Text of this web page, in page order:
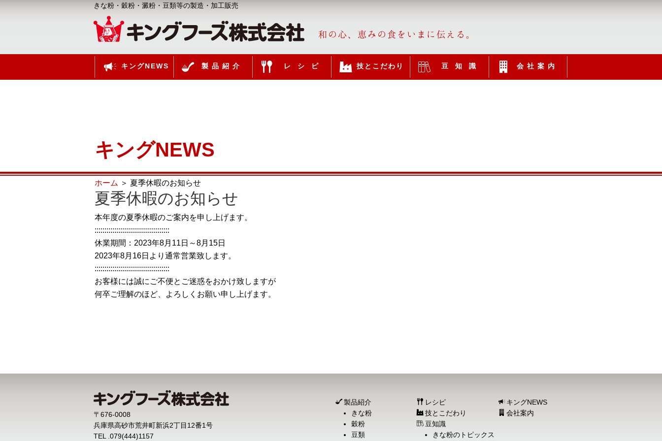
きな粉・穀粉・澱粉・豆類等の製造・加工販売
和の心、恵みの食をいまに伝える。
キングNEWS 製品紹介 レシピ 技とこだわり 豆知識 会社案内
キングNEWS
ホーム 夏季休暇のお知らせ
夏季休暇のお知らせ
本年度の夏季休暇のご案内を申し上げます。
::::::::::::::::::::::::::::::::::::::
休業期間：2023年8月11日～8月15日
2023年8月16日より通常営業致します。
::::::::::::::::::::::::::::::::::::::
お客様には誠にご不便とご迷惑をおかけ致しますが
何卒ご理解のほど、よろしくお願い申し上げます。
〒676-0008
兵庫県高砂市荒井町新浜2丁目12番1号
TEL .079(444)1157
製品紹介
きな粉
穀粉
豆類
レシピ
技とこだわり
豆知識
きな粉のトピックス
キングNEWS
会社案内